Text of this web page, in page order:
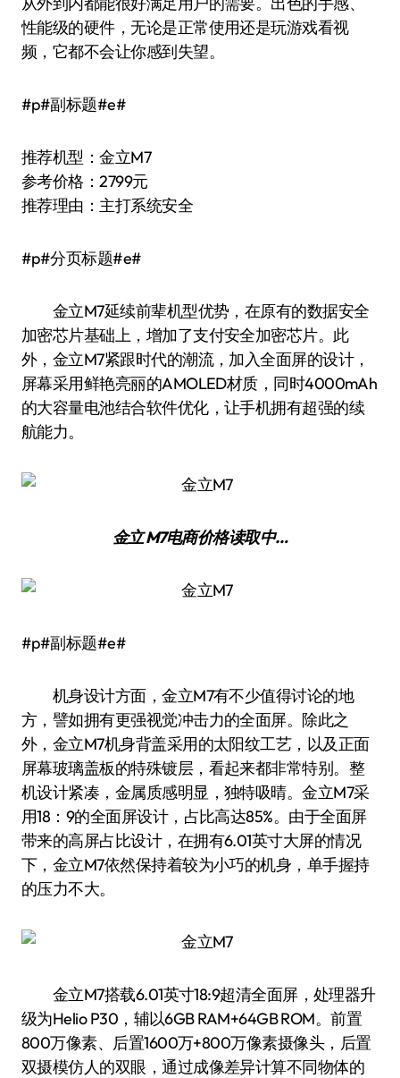
性能级的硬件，无论是正常使用还是玩游戏看视
频，它都不会让你感到失望。
#p#副标题#e#
推荐机型：金立M7
参考价格：2799元
推荐理由：主打系统安全
#p#分页标题#e#
金立M7延续前辈机型优势，在原有的数据安全
加密芯片基础上，增加了支付安全加密芯片。此
外，金立M7紧跟时代的潮流，加入全面屏的设计，
屏幕采用鲜艳亮丽的AMOLED材质，同时4000mAh
的大容量电池结合软件优化，让手机拥有超强的续
航能力。
金立 M7电商价格读取中…
#p#副标题#e#
机身设计方面，金立M7有不少值得讨论的地
方，譬如拥有更强视觉冲击力的全面屏。除此之
外，金立M7机身背盖采用的太阳纹工艺，以及正面
屏幕玻璃盖板的特殊镀层，看起来都非常特别。整
机设计紧凑，金属质感明显，独特吸晴。金立M7采
用18：9的全面屏设计，占比高达85%。由于全面屏
带来的高屏占比设计，在拥有6.01英寸大屏的情况
下，金立M7依然保持着较为小巧的机身，单手握持
的压力不大。
金立M7搭载6.01英寸18:9超清全面屏，处理器升
级为Helio P30，辅以6GB RAM+64GB ROM。前置
800万像素、后置1600万+800万像素摄像头，后置
双摄模仿人的双眼，通过成像差异计算不同物体的